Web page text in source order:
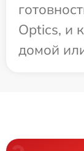
Optics, и
домой